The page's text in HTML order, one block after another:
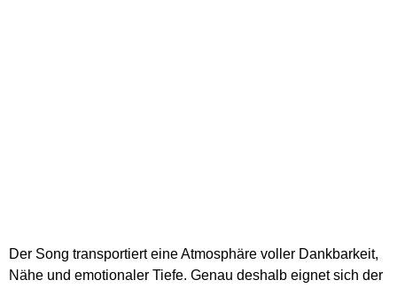
Der Song transportiert eine Atmosphäre voller Dankbarkeit,
Nähe und emotionaler Tiefe. Genau deshalb eignet sich der